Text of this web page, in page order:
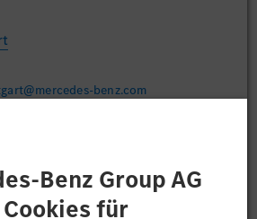
benz.com
Bewerben